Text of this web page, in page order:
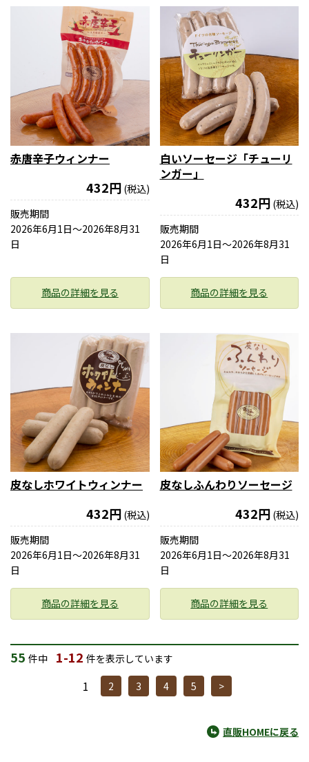
赤唐辛子ウィンナー
432円 (税込)
販売期間
2026年6月1日〜2026年8月31
日
商品の詳細を見る
白いソーセージ「チューリ
ンガー」
432円 (税込)
販売期間
2026年6月1日〜2026年8月31
日
商品の詳細を見る
皮なしホワイトウィンナー
432円 (税込)
販売期間
2026年6月1日〜2026年8月31
日
商品の詳細を見る
皮なしふんわりソーセージ
432円 (税込)
販売期間
2026年6月1日〜2026年8月31
日
商品の詳細を見る
55 件中 1-12 件を表示しています
1 2 3 4 5 >
直販HOMEに戻る